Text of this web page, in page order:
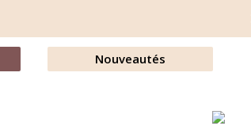
Nouveautés